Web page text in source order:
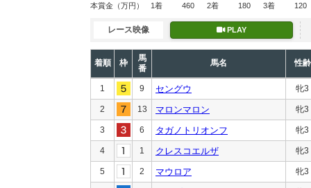
本賞金 （万円） 1着 460 2着 180 3着 120
レース映像 PLAY
着順 枠
馬
番
馬名 性齢
1 9 セングウ 牝3
2 13 マロンマロン 牝3
3 6 タガノトリオンフ 牝3
4 1 クレスコエルザ 牝3
5 2 マウロア 牝3